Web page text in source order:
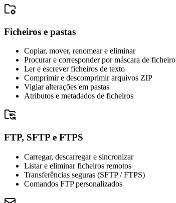
Ficheiros e pastas
Copiar, mover, renomear e eliminar
Procurar e corresponder por máscara de ficheiro
Ler e escrever ficheiros de texto
Comprimir e descomprimir arquivos ZIP
Vigiar alterações em pastas
Atributos e metadados de ficheiros
FTP, SFTP e FTPS
Carregar, descarregar e sincronizar
Listar e eliminar ficheiros remotos
Transferências seguras (SFTP / FTPS)
Comandos FTP personalizados